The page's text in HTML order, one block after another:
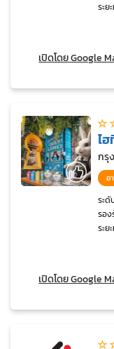
ระย
เปิดโดย Google
ไ
กรุ
อ
ระดั
รอง
ระย
เปิดโดย Google